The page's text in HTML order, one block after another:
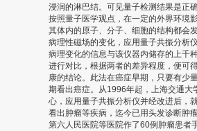
浸润的淋巴结。可见量子检测结果是正确
按照量子医学观点，在一定的外界环境
其体内的原子、分子、细胞的结构都会
病理性磁场的变化，应用量子共振分析
病理变化的信息与该仪器内储存的上千
进行对比，根据两者的差异程度，便可
康的结论。此法在癌症早期，只要有少
期看出癌症。从1996年起，上海交通大
心，应用量子共振分析仪并经改进后，
看出肿瘤等疾病，迄今已用头发诊断肿
第六人民医院等医院作了60例肿瘤患者